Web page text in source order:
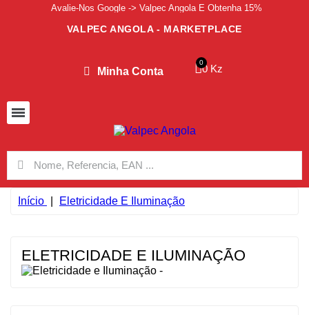
Avalie-Nos Google -> Valpec Angola E Obtenha 15%
VALPEC ANGOLA - MARKETPLACE
Minha Conta 0 Kz
Início Eletricidade E Iluminação
ELETRICIDADE E ILUMINAÇÃO